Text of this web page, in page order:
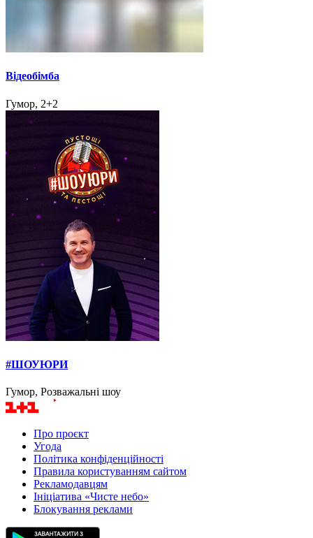
Відеобімба
Гумор, 2+2
#ШОУЮРИ
Гумор, Розважальні шоу
Про проєкт
Угода
Політика конфіденційності
Правила користуванням сайтом
Рекламодавцям
Ініціатива «Чисте небо»
Блокування реклами